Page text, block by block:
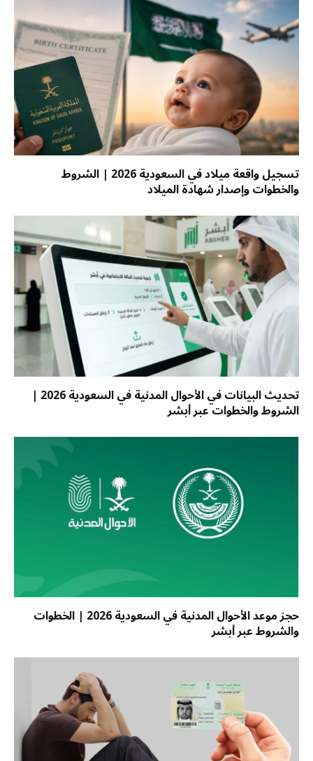
تسجيل واقعة ميلاد في السعودية 2026 | الشروط
والخطوات وإصدار شهادة الميلاد
تحديث البيانات في الأحوال المدنية في السعودية 2026 |
الشروط والخطوات عبر أبشر
حجز موعد الأحوال المدنية في السعودية 2026 | الخطوات
والشروط عبر أبشر